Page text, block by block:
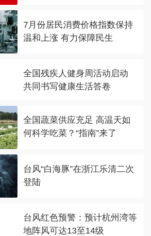
7月份居民消费价格指数保持
温和上涨 有力保障民生
全国残疾人健身周活动启动
共同书写健康生活答卷
全国蔬菜供应充足 高温天如
何科学吃菜？“指南”来了
台风“白海豚”在浙江乐清二次
登陆
台风红色预警：预计杭州湾等
地阵风可达13至14级